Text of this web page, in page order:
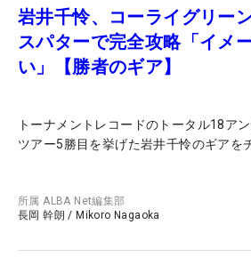
岩井千怜、コーライグリー
スパターで完全攻略「イメ
い」【勝者のギア】
トーナメントレコードのトータル18ア
ツアー5勝目を挙げた岩井千怜のギアを
所属ALBA Net編集部
長岡 幹朗 / Mikoro Nagaoka